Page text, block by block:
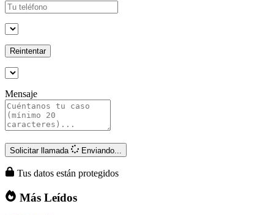
Reintentar
Mensaje
Solicitar llamada Enviando...
Tus datos están protegidos
Más Leídos